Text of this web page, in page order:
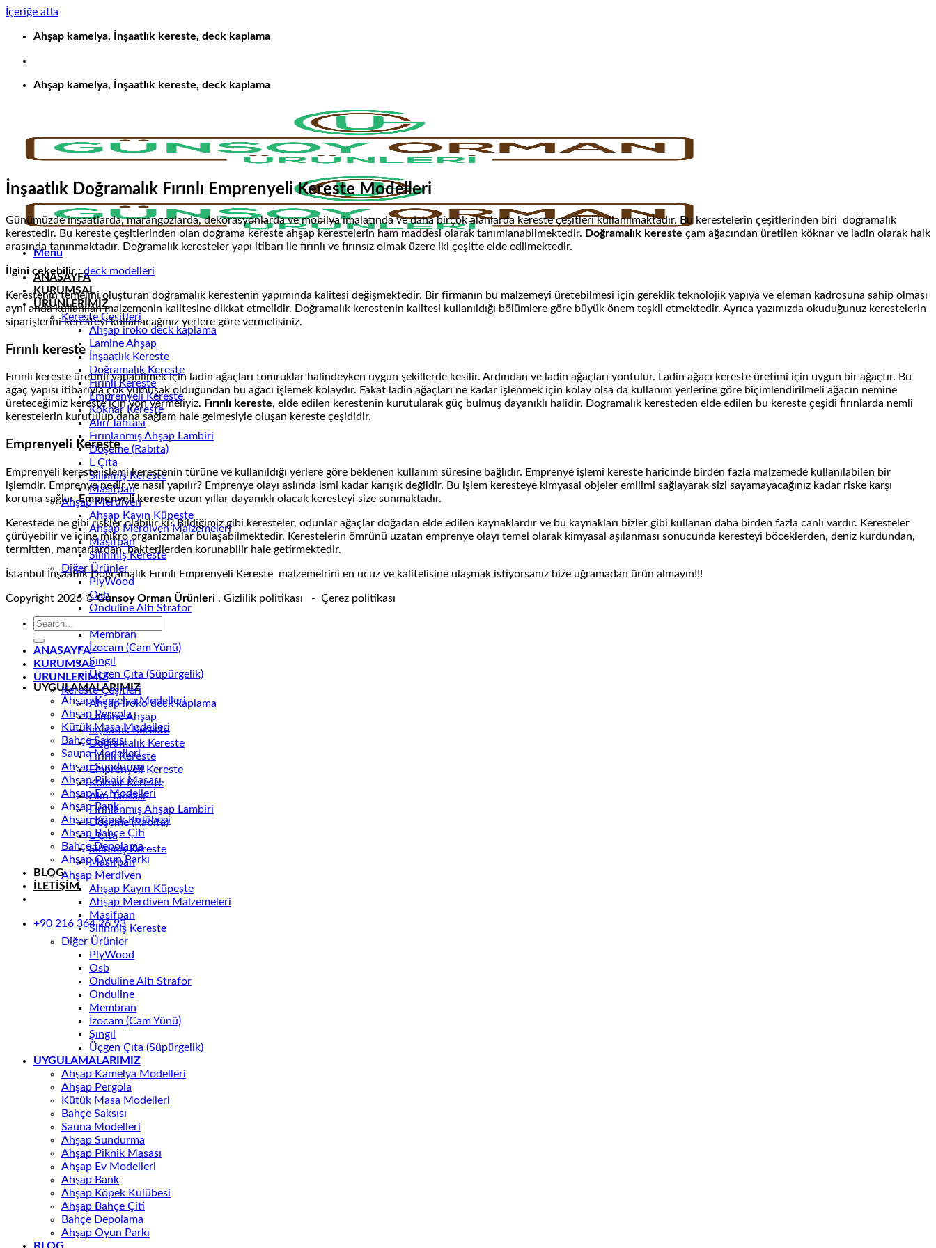
İçeriğe atla
Ahşap kamelya, İnşaatlık kereste, deck kaplama
Ahşap kamelya, İnşaatlık kereste, deck kaplama
Menü
ANASAYFA
KURUMSAL
ÜRÜNLERİMİZ
Kereste Çeşitleri
Ahşap iroko deck kaplama
Lamine Ahşap
İnşaatlık Kereste
Doğramalık Kereste
Fırınlı Kereste
Emprenyeli Kereste
Köknar Kereste
Alın Tahtası
Fırınlanmış Ahşap Lambiri
Döşeme (Rabıta)
L Çıta
Silinmiş Kereste
Masifpan
Ahşap Merdiven
Ahşap Kayın Küpeşte
Ahşap Merdiven Malzemeleri
Masifpan
Silinmiş Kereste
Diğer Ürünler
PlyWood
Osb
Onduline Altı Strafor
Membran
İzocam (Cam Yünü)
Şıngıl
Üçgen Çıta (Süpürgelik)
UYGULAMALARIMIZ
Ahşap Kamelya Modelleri
Ahşap Pergola
Kütük Masa Modelleri
Bahçe Saksısı
Sauna Modelleri
Ahşap Sundurma
Ahşap Piknik Masası
Ahşap Ev Modelleri
Ahşap Bank
Ahşap Köpek Kulübesi
Ahşap Bahçe Çiti
Bahçe Depolama
Ahşap Oyun Parkı
BLOG
İLETİŞİM
+90 216 364 26 93
İnşaatlık Doğramalık Fırınlı Emprenyeli Kereste Modelleri
Günümüzde inşaatlarda, marangozlarda, dekorasyonlarda ve mobilya imalatında ve daha birçok alanlarda kereste çeşitleri kullanılmaktadır. Bu kerestelerin çeşitlerinden biri doğramalık
kerestedir. Bu kereste çeşitlerinden olan doğrama kereste ahşap kerestelerin ham maddesi olarak tanımlanabilmektedir. Doğramalık kereste çam ağacından üretilen köknar ve ladin olarak halk
arasında tanınmaktadır. Doğramalık keresteler yapı itibarı ile fırınlı ve fırınsız olmak üzere iki çeşitte elde edilmektedir.
İlgini çekebilir : deck modelleri
Kerestenin temelini oluşturan doğramalık kerestenin yapımında kalitesi değişmektedir. Bir firmanın bu malzemeyi üretebilmesi için gereklik teknolojik yapıya ve eleman kadrosuna sahip olması
aynı anda kullanılan malzemenin kalitesine dikkat etmelidir. Doğramalık kerestenin kalitesi kullanıldığı bölümlere göre büyük önem teşkil etmektedir. Ayrıca yazımızda okuduğunuz kerestelerin
siparişlerini keresteyi kullanacağınız yerlere göre vermelisiniz.
Fırınlı kereste
Fırınlı kereste üretimi yapabilmek için ladin ağaçları tomruklar halindeyken uygun şekillerde kesilir. Ardından ve ladin ağaçları yontulur. Ladin ağacı kereste üretimi için uygun bir ağaçtır. Bu
ağaç yapısı itibarıyla çok yumuşak olduğundan bu ağacı işlemek kolaydır. Fakat ladin ağaçları ne kadar işlenmek için kolay olsa da kullanım yerlerine göre biçimlendirilmeli ağacın nemine
üreteceğimiz kereste için yön vermeliyiz. Fırınlı kereste, elde edilen kerestenin kurutularak güç bulmuş dayanıklı halidir. Doğramalık keresteden elde edilen bu kereste çeşidi fırınlarda nemli
kerestelerin kurutulup daha sağlam hale gelmesiyle oluşan kereste çeşididir.
Emprenyeli Kereste
Emprenyeli kereste işlemi kerestenin türüne ve kullanıldığı yerlere göre beklenen kullanım süresine bağlıdır. Emprenye işlemi kereste haricinde birden fazla malzemede kullanılabilen bir
işlemdir. Emprenye nedir ve nasıl yapılır? Emprenye olayı aslında ismi kadar karışık değildir. Bu işlem keresteye kimyasal objeler emilimi sağlayarak sizi sayamayacağınız kadar riske karşı
koruma sağlar.Emprenyeli kereste uzun yıllar dayanıklı olacak keresteyi size sunmaktadır.
Kerestede ne gibi riskler olabilir ki? Bildiğimiz gibi keresteler, odunlar ağaçlar doğadan elde edilen kaynaklardır ve bu kaynakları bizler gibi kullanan daha birden fazla canlı vardır. Keresteler
çürüyebilir ve içine mikro organizmalar bulaşabilmektedir. Kerestelerin ömrünü uzatan emprenye olayı temel olarak kimyasal aşılanması sonucunda keresteyi böceklerden, deniz kurdundan,
termitten, mantarlardan, bakterilerden korunabilir hale getirmektedir.
İstanbul İnşaatlık Doğramalık Fırınlı Emprenyeli Kereste malzemelrini en ucuz ve kalitelisine ulaşmak istiyorsanız bize uğramadan ürün almayın!!!
Copyright 2026 ©Gunsoy Orman Ürünleri . Gizlilik politikası - Çerez politikası
ANASAYFA
KURUMSAL
ÜRÜNLERİMİZ
Kereste Çeşitleri
Ahşap iroko deck kaplama
Lamine Ahşap
İnşaatlık Kereste
Doğramalık Kereste
Fırınlı Kereste
Emprenyeli Kereste
Köknar Kereste
Alın Tahtası
Fırınlanmış Ahşap Lambiri
Döşeme (Rabıta)
L Çıta
Silinmiş Kereste
Masifpan
Ahşap Merdiven
Ahşap Kayın Küpeşte
Ahşap Merdiven Malzemeleri
Masifpan
Silinmiş Kereste
Diğer Ürünler
PlyWood
Osb
Onduline Altı Strafor
Onduline
Membran
İzocam (Cam Yünü)
Şıngıl
Üçgen Çıta (Süpürgelik)
UYGULAMALARIMIZ
Ahşap Kamelya Modelleri
Ahşap Pergola
Kütük Masa Modelleri
Bahçe Saksısı
Sauna Modelleri
Ahşap Sundurma
Ahşap Piknik Masası
Ahşap Ev Modelleri
Ahşap Bank
Ahşap Köpek Kulübesi
Ahşap Bahçe Çiti
Bahçe Depolama
Ahşap Oyun Parkı
BLOG